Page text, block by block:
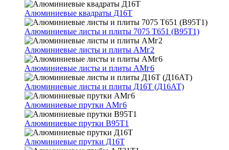
Алюминиевые квадраты Д16Т
Алюминиевые листы и плиты 7075 Т651 (В95Т1)
Алюминиевые листы и плиты АМг2
Алюминиевые листы и плиты АМг6
Алюминиевые листы и плиты Д16Т (Д16АТ)
Алюминиевые прутки АМг6
Алюминиевые прутки В95Т1
Алюминиевые прутки Д16Т